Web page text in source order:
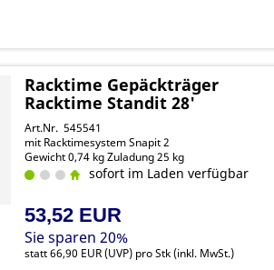
Racktime Gepäckträger
Racktime Standit 28'
Art.Nr. 545541
mit Racktimesystem Snapit 2
Gewicht 0,74 kg Zuladung 25 kg
sofort im Laden verfügbar
53,52 EUR
Sie sparen 20%
statt66,90 EUR(UVP) pro Stk (inkl. MwSt.)